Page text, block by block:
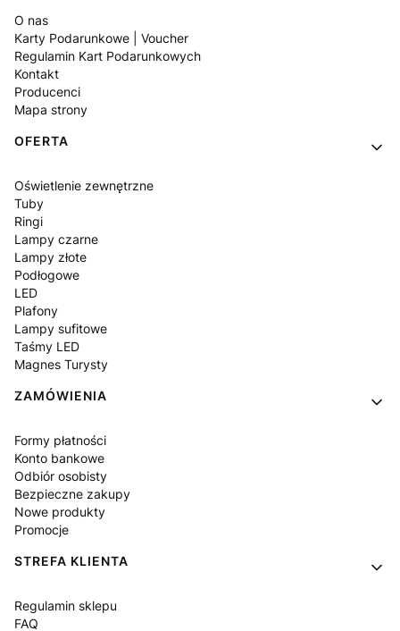
O nas
Karty Podarunkowe | Voucher
Regulamin Kart Podarunkowych
Kontakt
Producenci
Mapa strony
OFERTA
Oświetlenie zewnętrzne
Tuby
Ringi
Lampy czarne
Lampy złote
Podłogowe
LED
Plafony
Lampy sufitowe
Taśmy LED
Magnes Turysty
ZAMÓWIENIA
Formy płatności
Konto bankowe
Odbiór osobisty
Bezpieczne zakupy
Nowe produkty
Promocje
STREFA KLIENTA
Regulamin sklepu
FAQ